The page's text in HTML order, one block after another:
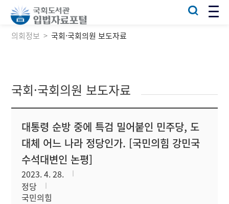
의회정보 국회·국회의원 보도자료
국회·국회의원 보도자료
대통령 순방 중에 특검 밀어붙인 민주당, 도
대체 어느 나라 정당인가. [국민의힘 강민국
수석대변인 논평]
2023. 4. 28.
정당
국민의힘